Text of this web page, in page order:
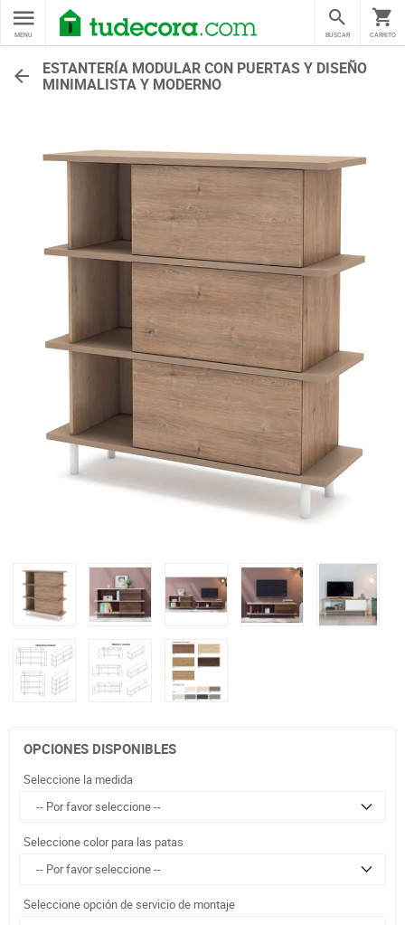
MENU CARRITO
BUSCAR
ESTANTERÍA MODULAR CON PUERTAS Y DISEÑO
MINIMALISTA Y MODERNO
OPCIONES DISPONIBLES
Seleccione la medida
Seleccione color para las patas
Seleccione opción de servicio de montaje